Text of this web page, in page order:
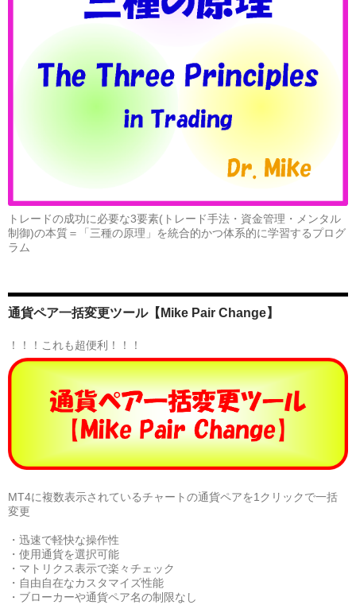
トレードの成功に必要な3要素(トレード手法・資金管理・メンタル
制御)の本質＝「三種の原理」を統合的かつ体系的に学習するプログ
ラム
通貨ペア一括変更ツール【Mike Pair Change】
！！！これも超便利！！！
MT4に複数表示されているチャートの通貨ペアを1クリックで一括
変更
・迅速で軽快な操作性
・使用通貨を選択可能
・マトリクス表示で楽々チェック
・自由自在なカスタマイズ性能
・ブローカーや通貨ペア名の制限なし